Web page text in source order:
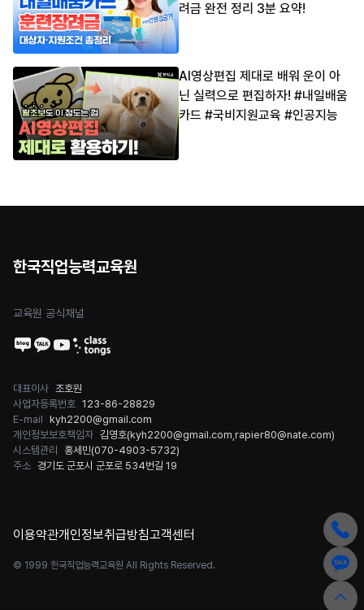
려금 완전 정리 3분 요약!
AI영상편집 제대로 배워 운이 아
닌 실력으로 편집하자! #내일배움
카드 #국비지원교육 #인공지능
한국직업능력교육원
교육원 공식채널
대표이사 조호원
사업자등록번호 123-86-28829
E-mail kyh2200@gmail.com
개인정보보호책임자 김영호(kyh2200@gmail.com rapier80@nate.com)
시스템관리
홍세민(070-4903-5732)
주소 경기도 군포시 군포로 534번길 19
이용약관개인정보취급방침고객센터
© 1999 한국직업능력교육원 All Rights Reserved.